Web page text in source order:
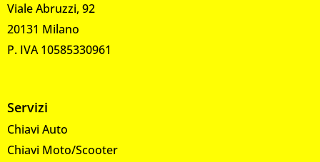
Viale Abruzzi, 92
20131 Milano
P. IVA 10585330961
Servizi
Chiavi Auto
Chiavi Moto/Scooter